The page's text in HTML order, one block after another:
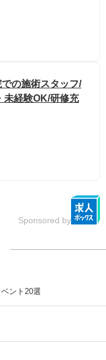
での施術スタッフ/
未経験OK/研修充
Sponsored by
ント20選